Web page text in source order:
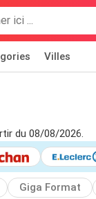
Villes
du 08/08/2026.
Giga Format